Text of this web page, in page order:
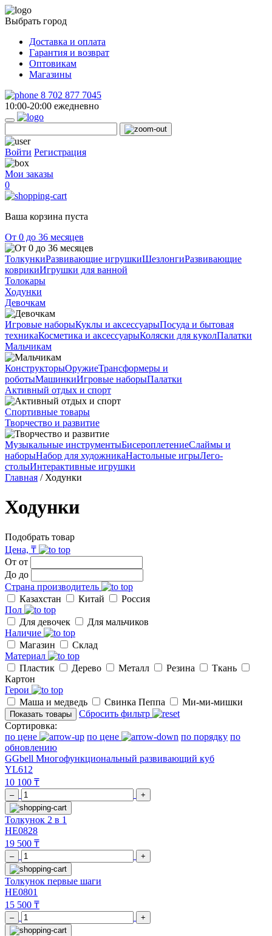
Выбрать город
Доставка и оплата
Гарантия и возврат
Оптовикам
Магазины
8 702 877 7045
10:00-20:00 ежедневно
Войти Регистрация
Мои заказы
0
Ваша корзина пуста
От 0 до 36 месяцев
ТолкункиРазвивающие игрушкиШезлонгиРазвивающие
коврикиИгрушки для ванной
Толокары
Ходунки
Девочкам
Игровые наборыКуклы и аксессуарыПосуда и бытовая
техникаКосметика и аксессуарыКоляски для куколПалатки
Мальчикам
КонструкторыОружиеТрансформеры и
роботыМашинкиИгровые наборыПалатки
Активный отдых и спорт
Спортивные товары
Творчество и развитие
Музыкальные инструментыБисероплетениеСлаймы и
наборыНабор для художникаНастольные игрыЛего-
столыИнтерактивные игрушки
Главная / Ходунки
Ходунки
Подобрать товар
Цена, ₸
От от
До до
Страна производитель
Казахстан
Китай
Россия
Пол
Для девочек
Для мальчиков
Наличие
Магазин
Склад
Материал
Пластик
Дерево Металл Резина
Ткань
Картон
Герои
Маша и медведь
Свинка Пеппа Ми-ми-мишки
Показать товары
Сбросить фильтр
Сортировка:
по цене
по цене по порядку по
обновлению
GGbell Многофункциональный развивающий куб
YL612
10 100 ₸
– +
Толкунок 2 в 1
HE0828
19 500 ₸
– +
Толкунок первые шаги
HE0801
15 500 ₸
– +